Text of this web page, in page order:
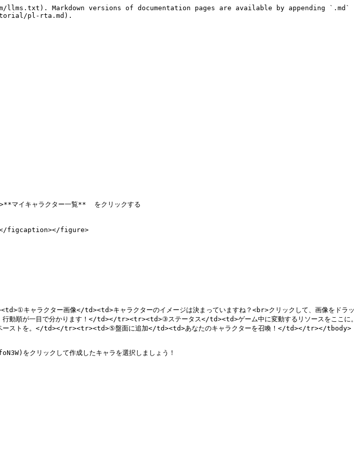
Markdown versions of documentation pages are available by appending `.md`
pl-rta.md).
キャラクター一覧**  をクリックする
figcaption></figure>
クター画像</td><td>キャラクターのイメージは決まっていますね？<br>クリックして、画像をドラッ
順が一目で分かります！</td></tr><tr><td>③ステータス</td><td>ゲーム中に変動するリソースをここに。
ーストを。</td></tr><tr><td>⑤盤面に追加</td><td>あなたのキャラクターを召喚！</td></tr></tbody>
をクリックして作成したキャラを選択しましょう！